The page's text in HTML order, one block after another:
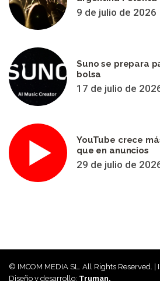
9 de julio de 2026
Suno se prepara
bolsa
17 de julio de
YouTube crece
que en anuncios
29 de julio de
© IMCOM MEDIA SL. All Rights Reserved. |
Diseño y desarrollo: Truman.